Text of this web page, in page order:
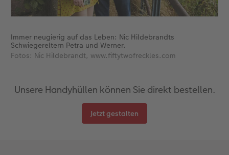
Immer neugierig auf das Leben: Nic Hildebrandts
Schwiegereltern Petra und Werner.
Fotos: Nic Hildebrandt, www.fiftytwofreckles.com
Unsere Handyhüllen können Sie direkt bestellen.
Jetzt gestalten